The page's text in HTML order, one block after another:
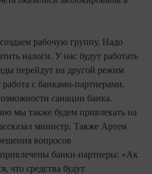
рабочую группу. Надо
налоги. У нас будут работать
перейдут на другой режим
с банками-партнерами.
санации банка.
мы также будем привлекать на
министр. Также Артем
вопросов
банки-партнеры: «Ак
что средства будут